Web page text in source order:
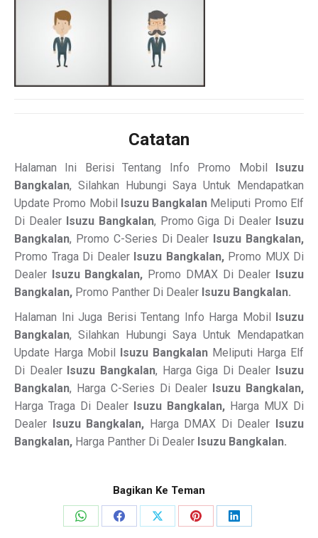
Catatan
Halaman Ini Berisi Tentang Info Promo Mobil Isuzu
Bangkalan, Silahkan Hubungi Saya Untuk Mendapatkan
Update Promo Mobil Isuzu Bangkalan Meliputi Promo Elf
Di Dealer Isuzu Bangkalan, Promo Giga Di Dealer Isuzu
Bangkalan, Promo C-Series Di Dealer Isuzu Bangkalan,
Promo Traga Di Dealer Isuzu Bangkalan, Promo MUX Di
Dealer Isuzu Bangkalan, Promo DMAX Di Dealer Isuzu
Bangkalan, Promo Panther Di Dealer Isuzu Bangkalan.
Halaman Ini Juga Berisi Tentang Info Harga Mobil Isuzu
Bangkalan, Silahkan Hubungi Saya Untuk Mendapatkan
Update Harga Mobil Isuzu Bangkalan Meliputi Harga Elf
Di Dealer Isuzu Bangkalan, Harga Giga Di Dealer Isuzu
Bangkalan, Harga C-Series Di Dealer Isuzu Bangkalan,
Harga Traga Di Dealer Isuzu Bangkalan, Harga MUX Di
Dealer Isuzu Bangkalan, Harga DMAX Di Dealer Isuzu
Bangkalan, Harga Panther Di Dealer Isuzu Bangkalan.
Bagikan Ke Teman
Share Share Share Share Share